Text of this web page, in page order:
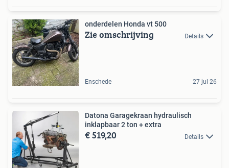
onderdelen Honda vt 500
Zie omschrijving Details
Enschede 27 jul 26
Datona Garagekraan hydraulisch
inklapbaar 2 ton + extra
€ 519,20 Details